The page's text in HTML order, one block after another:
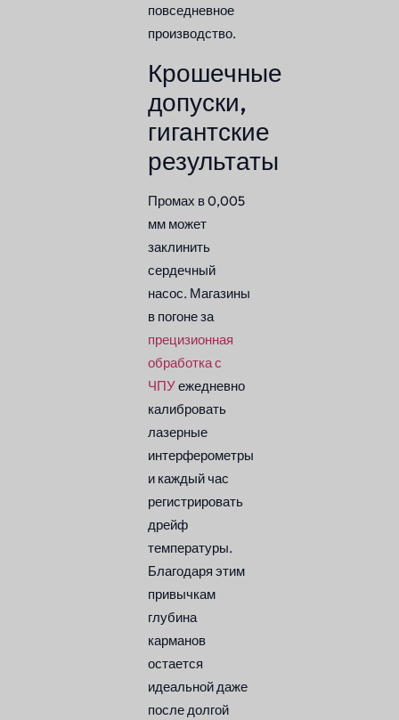
повседневное
производство.
Крошечные
допуски,
гигантские
результаты
Промах в 0,005
мм может
заклинить
сердечный
насос. Магазины
в погоне за
прецизионная
обработка с
ЧПУежедневно
калибровать
лазерные
интерферометры
и каждый час
регистрировать
дрейф
температуры.
Благодаря этим
привычкам
глубина
карманов
остается
идеальной даже
после долгой